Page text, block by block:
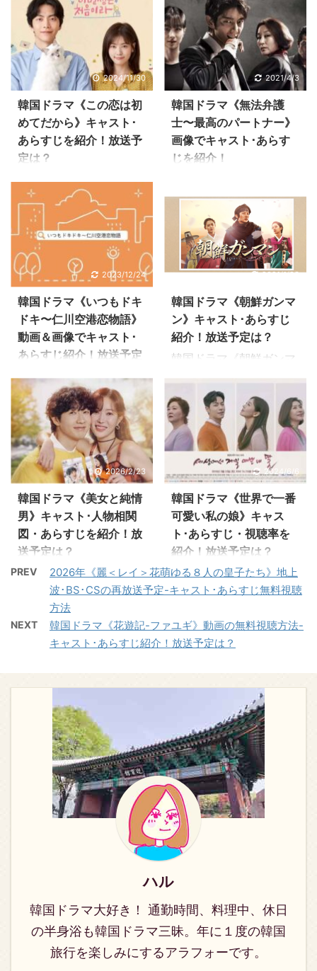
2024/11/30
韓国ドラマ《この恋は初
めてだから》キャスト･
あらすじを紹介！放送予
定は？
《この恋は初めてだか
ら》キャスト･あらす
じ・視聴率・DVD、視聴
率、放送予定情報をご紹
介。 韓国ドラマ歴10年
超えハル
（@h_a_n_a_3）が、韓
国ドラマ《この恋は初め
てだから》の動画情報と
あらすじを感想を交えな
がらお伝えしています。
けるとうれしいです 韓国
ドラマ《この恋は初めて
だから》のあらすじ概要
《この恋は初めてだか
ら》は2017年10月9日か
ら11月28日まで韓国tvN
で放送されたドラマで
す。 独身主義の男性が住
宅ローンのために同居し
た相手が女性だったこと
から始まる物語。 ...
2021/4/3
韓国ドラマ《無法弁護
士〜最高のパートナー》
画像でキャスト･あらす
じを紹介！
韓国ドラマ好きの管理人
が、韓国ドラマ《無法弁
護士〜最高のパートナ
ー》の動画情報とあらす
じを感想を交えながらお
ト情報、視聴率、再放送
予定などの情報もご紹介
しますので、最後まで楽
《無法弁護士〜最高のパ
ートナー》のあらすじ概
要 《無法弁護士〜最高の
パートナー》は、イ・ジ
ュンギ演じる手荒な無法
弁護士が、自分の人生を
かけて権力に立ち向か
い、巨大な悪を一掃する
法廷ドラマ。 一見軽薄そ
うに見えつつも、法律の
知識も腕っぷしも超一流
...
2023/12/24
韓国ドラマ《いつもドキ
ドキ〜仁川空港恋物語》
動画＆画像でキャスト･
あらすじ紹介！放送予定
新米教師コン・ヒョジ
ン、コン・ユ出演の学園
ドラマ《いつもドキド
キ〜仁川空港恋物語》。
こちらでは《いつもドキ
ドキ〜仁川空港恋物語》
のキャスト･あらすじ・
視聴率、放送情報などを
まとめています。 「韓国
ドラマ地上波･BS･CS放
中！《いつもドキドキ〜
仁川空港恋物語》は、か
なり前に大好きなコン・
ユさん目当で見ました！
韓国ドラマ《いつもドキ
は、2002年に韓国で放
送されたイ・ユンスン、
キム・ヒコールス、コ
ン・ユが出演したドラマ
2021/1/23
韓国ドラマ《朝鮮ガンマ
ン》キャスト･あらすじ
紹介！放送予定は？
韓国ドラマ《朝鮮ガンマ
ン》は、イ・ジュンギ主
演の時代劇です。 イ・ジ
ュンギはなんと一人二役
で、冷酷さを装う日本人
商人の長谷川半蔵と、復
讐という悲しみを背負う
ガンマン、パク・ユンガ
ンをドラマチックに演
じ、話題になりました。
物語は、朝鮮王朝末期と
の銃使いに家族を奪われ
たイ・ジュンギが演じる
と復讐に生きる姿を描い
たロマンス史劇です。
ム・サンミが好演。ま
た、大河ドラマ主演「西
郷どん」で話題の大谷亮
平 ...
2026/2/23
韓国ドラマ《美女と純情
男》キャスト･人物相関
図・あらすじを紹介！放
送予定は？
こちらでは、2024年韓
国KBSで放送された韓ド
ラ《美女と純情男》の作
品情報、キャスト情報、
相関図、視聴率、あらす
します！ 韓国ドラマ《美
女と純情男》の概要 《美
女と純情男》は、一夜に
してどん底に落ちたトッ
プ女優と、彼女を愛し再
起させるために奮闘する
新人プロデューサーの恋
を描いた、波乱万丈のロ
マンティック・コメディ
であり、家族の絆を描い
たホームドラマです。 脚
本は高視聴率ドラマ『紳
「キム・サギョン」。 主
演を務めたチ・ヒョヌと
イム・スヒャンは ...
2024/6/6
韓国ドラマ《世界で一番
可愛い私の娘》キャス
ト･あらすじ・視聴率を
紹介！放送予定は？
視聴率35.9％大ヒットホ
ームドラマ♪ 《世界で一
NEXT（ユーネクスト）
で配信してます！ ＼無料
日間無料／ U-NEXT 公
式サイト ≫ 韓国ドラマ
（@h_a_n_a_3）も韓国
ドラマ《世界で一番可愛
い私の娘》ハマりまし
た！さすが視聴率35.9％
のドラマですね♪ 《愛、
家族、人生、を考えずに
はいられない、全世代が
共感すること間違いなし
のハートフルドラマ世界
で一番可愛い私の娘》キ
率、放送情報です！ 韓国
ドラマ《世界で一番可愛
い ...
PREV
2026年《麗＜レイ＞花萌ゆる８人の皇子たち》地上
波･BS･CSの再放送予定-キャスト･あらすじ無料視聴
方法
NEXT
韓国ドラマ《花遊記-ファユギ》動画の無料視聴方法-
キャスト･あらすじ紹介！放送予定は？
ハル
韓国ドラマ大好き！ 通勤時間、料理中、休日
の半身浴も韓国ドラマ三昧。年に１度の韓国
旅行を楽しみにするアラフォーです。